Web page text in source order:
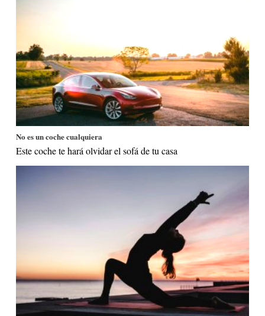
No es un coche cualquiera
Este coche te hará olvidar el sofá de tu casa